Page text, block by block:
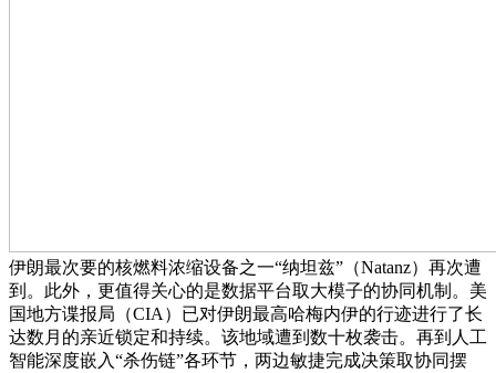
伊朗最次要的核燃料浓缩设备之一“纳坦兹”（Natanz）再次遭
到。此外，更值得关心的是数据平台取大模子的协同机制。美
国地方谍报局（CIA）已对伊朗最高哈梅内伊的行迹进行了长
达数月的亲近锁定和持续。该地域遭到数十枚袭击。再到人工
智能深度嵌入“杀伤链”各环节，两边敏捷完成决策取协同摆